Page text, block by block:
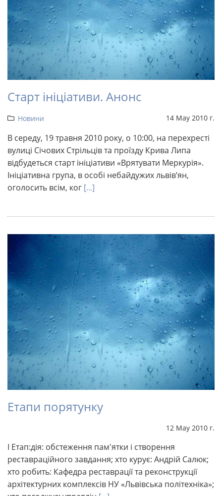
Старт ініціативи. Анонс
Новини 14 May 2010 г.
В середу, 19 травня 2010 року, о 10:00, на перехресті
вулиці Січових Стрільців та проїзду Крива Липа
відбудеться старт ініціативи «Врятувати Меркурія».
Ініціативна група, в особі небайдужих львів’ян,
оголосить всім, ког [...]
Етапи порятунку
12 May 2010 г.
I Етап:дія: обстеження пам'ятки і створення
реставраційного завдання; хто курує: Андрій Салюк;
хто робить: Кафедра реставрації та реконструкції
архітектурних комплексів НУ «Львівська політехніка»;